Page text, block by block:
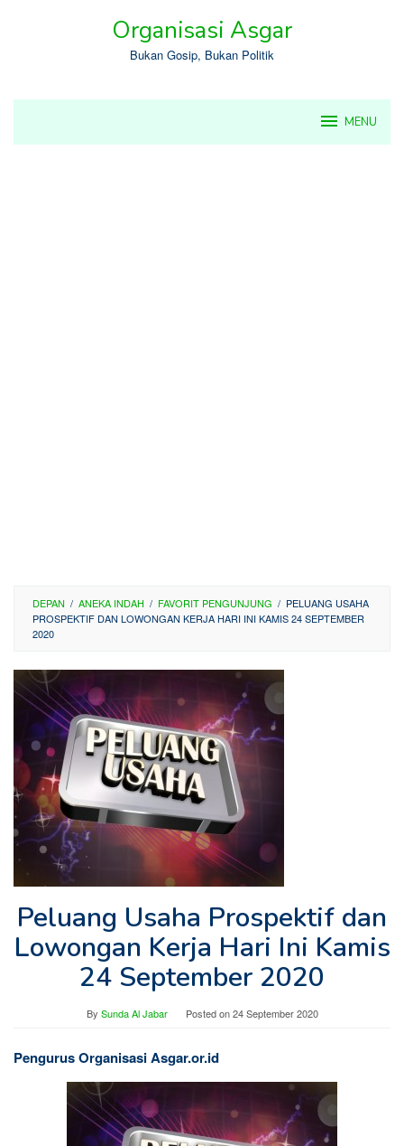
Organisasi Asgar
Bukan Gosip, Bukan Politik
MENU
DEPAN / ANEKA INDAH / FAVORIT PENGUNJUNG / PELUANG USAHA
PROSPEKTIF DAN LOWONGAN KERJA HARI INI KAMIS 24 SEPTEMBER
2020
Peluang Usaha Prospektif dan
Lowongan Kerja Hari Ini Kamis
24 September 2020
By Sunda Al Jabar Posted on24 September 2020
Pengurus Organisasi Asgar.or.id